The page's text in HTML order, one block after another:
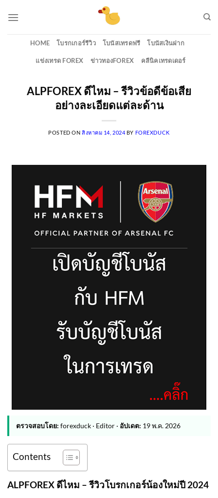
HOME โบรกเกอร์รีวิว โบนัสเทรดฟรี โบนัสเงินฝาก
แข่งเทรด FOREX ข่าวทองFOREX คลีนิคเทรดเดอร์
ALPFOREX ดีไหม – รีวิวข้อดีข้อเสีย
อย่างละเอียดแต่ละด้าน
POSTED ON สิงหาคม 14, 2024 BY FOREXDUCK
ตรวจสอบโดย: forexduck · Editor · อัปเดต: 19 พ.ค. 2026
Contents
ALPFOREX ดีไหม – รีวิวโบรกเกอร์น้องใหม่ปี 2024